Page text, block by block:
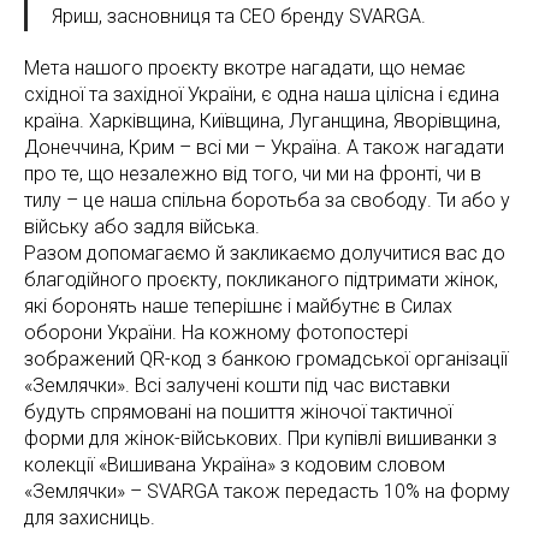
Яриш, засновниця та CEO бренду SVARGA.
Мета нашого проєкту вкотре нагадати, що немає
східної та західної України, є одна наша цілісна і єдина
країна. Харківщина, Київщина, Луганщина, Яворівщина,
Донеччина, Крим – всі ми – Україна. А також нагадати
про те, що незалежно від того, чи ми на фронті, чи в
тилу – це наша спільна боротьба за свободу. Ти або у
війську або задля війська.
Разом допомагаємо й закликаємо долучитися вас до
благодійного проєкту, покликаного підтримати жінок,
які боронять наше теперішнє і майбутнє в Силах
оборони України. На кожному фотопостері
зображений QR-код з банкою громадської організації
«Землячки». Всі залучені кошти під час виставки
будуть спрямовані на пошиття жіночої тактичної
форми для жінок-військових. При купівлі вишиванки з
колекції «Вишивана Україна» з кодовим словом
«Землячки» – SVARGA також передасть 10% на форму
для захисниць.